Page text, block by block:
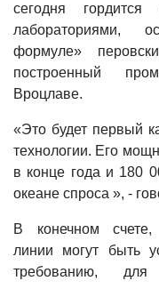
сегодня
лабораториями,
формуле»
построенный
Вроцлаве.
«Это будет первый
технологии. Его
в конце года и 180
океане спроса », -
В конечном счете,
линии могут быть
требованию,